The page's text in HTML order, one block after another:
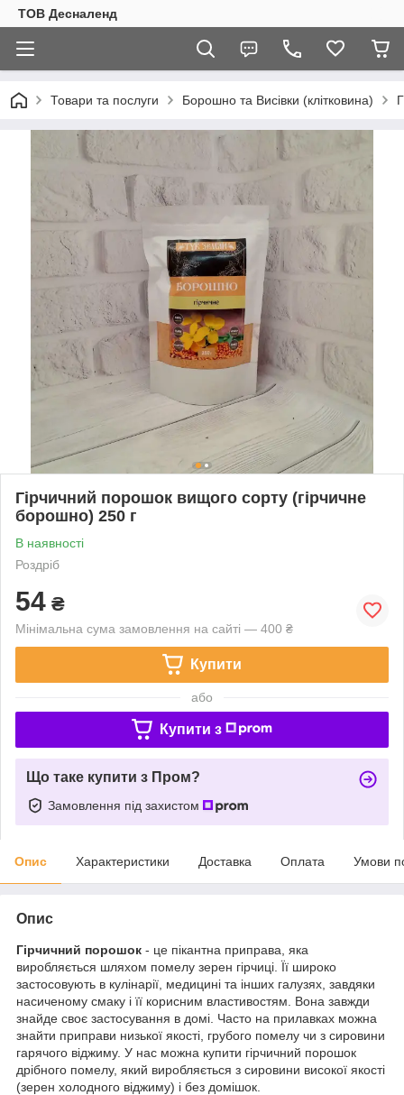
ТОВ Десналенд
Товари та послуги Борошно та Висівки (клітковина)
Гірчичний порошок вищого сорту (гірчичне
борошно) 250 г
В наявності
Роздріб
54 ₴
Мінімальна сума замовлення на сайті — 400 ₴
Купити
або
Купити з
Що таке купити з Пром?
Замовлення під захистом
Опис Характеристики Доставка Оплата Умови
Опис
Гірчичний порошок - це пікантна приправа, яка
виробляється шляхом помелу зерен гірчиці. Її широко
застосовують в кулінарії, медицині та інших галузях, завдяки
насиченому смаку і її корисним властивостям. Вона завжди
знайде своє застосування в домі. Часто на прилавках можна
знайти приправи низької якості, грубого помелу чи з сировини
гарячого віджиму. У нас можна купити гірчичний порошок
дрібного помелу, який виробляється з сировини високої якості
(зерен холодного віджиму) і без домішок.